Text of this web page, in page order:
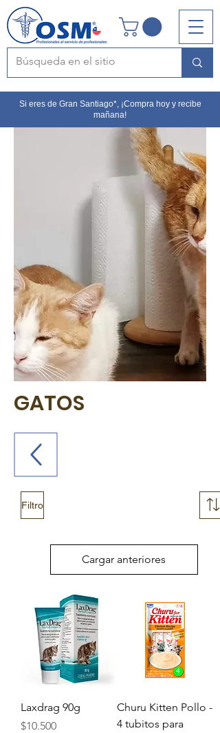
Si eres de Gran Santiago*, ¡Compra hoy y recibe
mañana!
GATOS
Filtro
Cargar anteriores
Laxdrag 90g
Precio
$10.500
Churu Kitten Pollo -
4 tubitos para